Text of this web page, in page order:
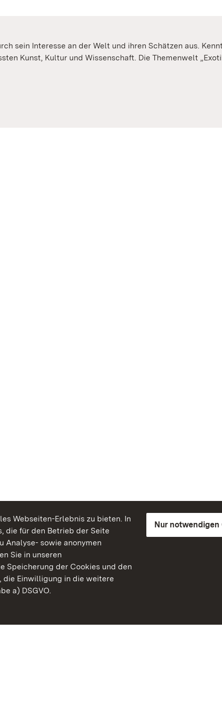
Webseiten-Erlebnis zu bieten. In
die für den Betrieb der Seite
Analyse- sowie anonymen
Sie in unseren
Speicherung der Cookies und den
die Einwilligung in die weitere
a) DSGVO.
Nur notwendigen
sein Interesse an der Welt und ihren Schätzen aus.
Kunst, Kultur und Wissenschaft. Die Themenwelt